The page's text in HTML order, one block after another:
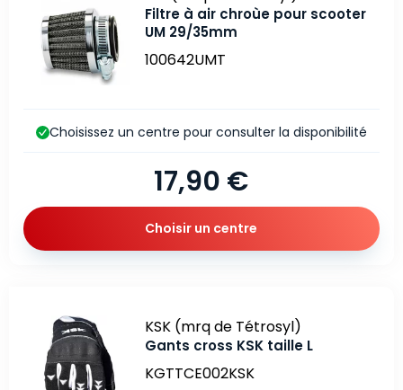
Filtre à air chroùe pour scooter
UM 29/35mm
100642UMT
17,90 €
Choisissez un centre pour consulter la disponibilité
Choisir un centre
Marque
KSK (mrq de Tétrosyl)
Gants cross KSK taille L
KGTTCE002KSK